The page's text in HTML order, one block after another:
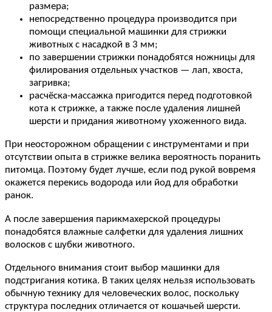
размера;
непосредственно процедура производится при
помощи специальной машинки для стрижки
животных с насадкой в 3 мм;
по завершении стрижки понадобятся ножницы для
филирования отдельных участков — лап, хвоста,
загривка;
расчёска-массажка пригодится перед подготовкой
кота к стрижке, а также после удаления лишней
шерсти и придания животному ухоженного вида.
При неосторожном обращении с инструментами и при
отсутствии опыта в стрижке велика вероятность поранить
питомца. Поэтому будет лучше, если под рукой вовремя
окажется перекись водорода или йод для обработки
ранок.
А после завершения парикмахерской процедуры
понадобятся влажные салфетки для удаления лишних
волосков с шубки животного.
Отдельного внимания стоит выбор машинки для
подстригания котика. В таких целях нельзя использовать
обычную технику для человеческих волос, поскольку
структура последних отличается от кошачьей шерсти.